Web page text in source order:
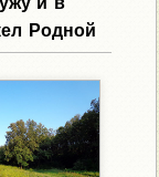
Родной